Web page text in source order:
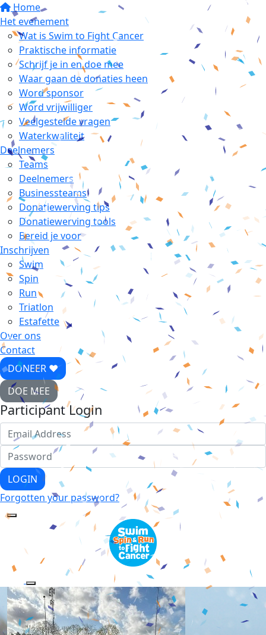
Home
Het evenement
Wat is Swim to Fight Cancer
Praktische informatie
Schrijf je in en doe mee
Waar gaan de donaties heen
Word sponsor
Word vrijwilliger
Veelgestelde vragen
Waterkwaliteit
Deelnemers
Teams
Deelnemers
Businessteams
Donatiewerving tips
Donatiewerving tools
Bereid je voor
Inschrijven
Swim
Spin
Run
Triatlon
Estafette
Over ons
Contact
DONEER ♥
DOE MEE
Participant Login
LOGIN
Forgotten your password?